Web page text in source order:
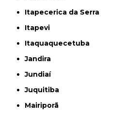
Itapecerica da Serra
Itapevi
Itaquaquecetuba
Jandira
Jundiaí
Juquitiba
Mairiporã